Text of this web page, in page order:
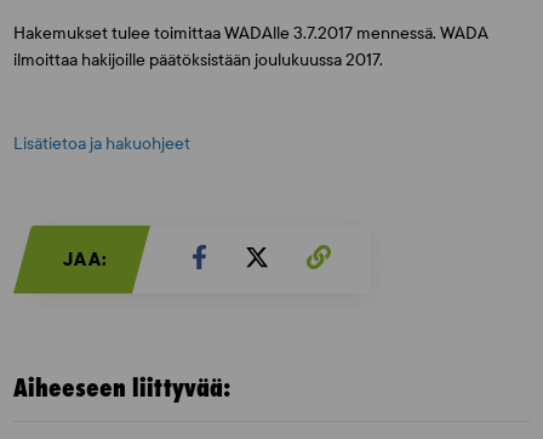
Hakemukset tulee toimittaa WADAlle 3.7.2017 mennessä. WADA
ilmoittaa hakijoille päätöksistään joulukuussa 2017.
Lisätietoa ja hakuohjeet
JAA:
Aiheeseen liittyvää: